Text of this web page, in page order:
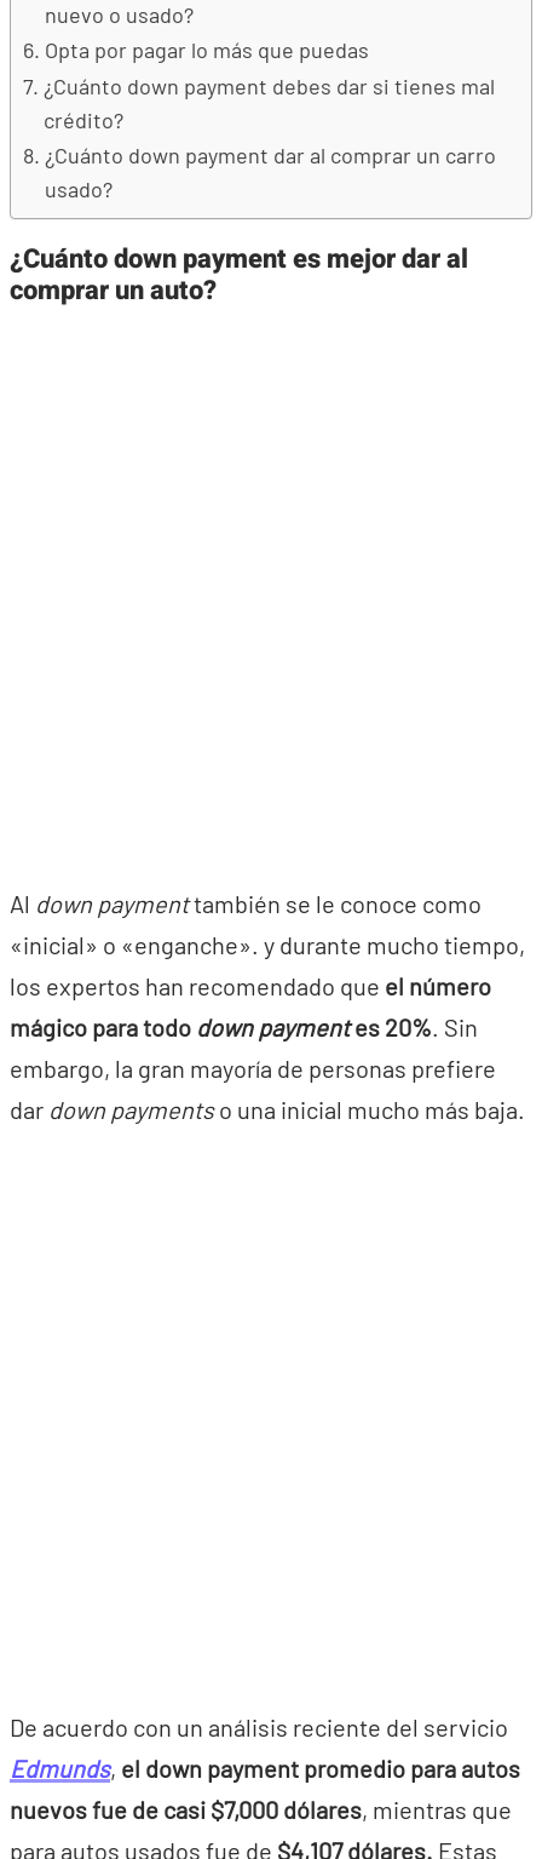
nuevo o usado?
Opta por pagar lo más que puedas
¿Cuánto down payment debes dar si tienes mal
crédito?
¿Cuánto down payment dar al comprar un carro
usado?
¿Cuánto down payment es mejor dar al
comprar un auto?
Al down paymenttambién se le conoce como
«inicial» o «enganche». y durante mucho tiempo,
los expertos han recomendado que el número
mágico para todo down paymentes 20%. Sin
embargo, la gran mayoría de personas prefiere
dar down paymentso una inicial mucho más baja.
De acuerdo con un análisis reciente del servicio
Edmunds, el down payment promedio para autos
nuevos fue de casi $7,000 dólares, mientras que
para autos usados fue de $4,107 dólares. Estas